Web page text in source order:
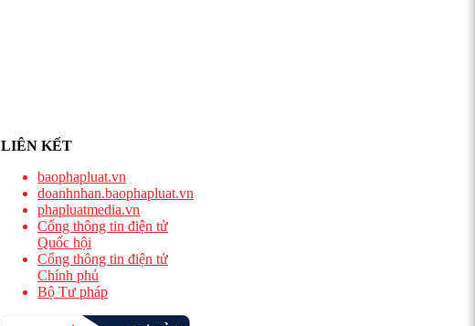
LIÊN KẾT
baophapluat.vn
doanhnhan.baophapluat.vn
phapluatmedia.vn
Cổng thông tin điện tử
Quốc hội
Cổng thông tin điện tử
Chính phủ
Bộ Tư pháp